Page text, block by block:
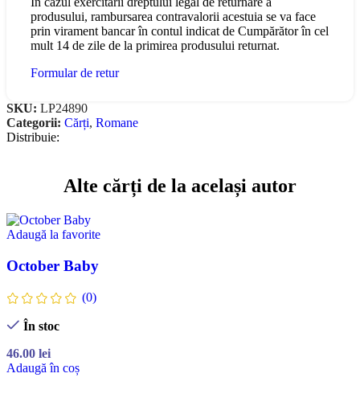
produsului, rambursarea contravalorii acestuia se va face
prin virament bancar în contul indicat de Cumpărător în cel
mult 14 de zile de la primirea produsului returnat.
Formular de retur
SKU: LP24890
Categorii: Cărți, Romane
Distribuie:
Alte cărți de la același autor
Adaugă la favorite
October Baby
(0)
În stoc
46.00 lei
Adaugă în coș